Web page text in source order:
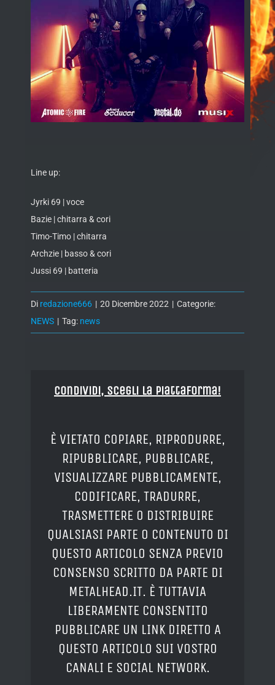
Line up:
Jyrki 69 | voce
Bazie | chitarra & cori
Timo-Timo | chitarra
Archzie | basso & cori
Jussi 69 | batteria
Di redazione666 | 20 Dicembre 2022 | Categorie:
NEWS | Tag: news
Condividi, Scegli la piattaforma!
È VIETATO COPIARE, RIPRODURRE,
RIPUBBLICARE, PUBBLICARE,
VISUALIZZARE PUBBLICAMENTE,
CODIFICARE, TRADURRE,
TRASMETTERE O DISTRIBUIRE
QUALSIASI PARTE O CONTENUTO DI
QUESTO ARTICOLO SENZA PREVIO
CONSENSO SCRITTO DA PARTE DI
METALHEAD.IT. È TUTTAVIA
LIBERAMENTE CONSENTITO
PUBBLICARE UN LINK DIRETTO A
QUESTO ARTICOLO SUI VOSTRO
CANALI E SOCIAL NETWORK.